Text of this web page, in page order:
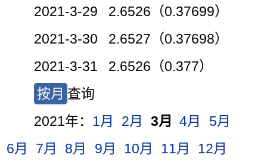
2021-3-29 2.6526（0.37699）
2021-3-30 2.6527（0.37698）
2021-3-31 2.6526（0.377）
按月 查询
2021年： 1月 2月 3月 4月
5月
6月
7月 8月 9月 10月 11月
12月